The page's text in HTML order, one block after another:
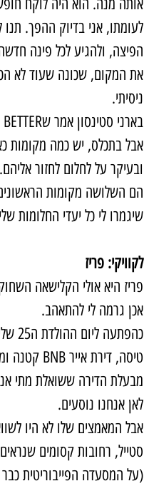
אותה מנה. הוא היה לוקח
לעומתו, אני בדיוק ההפך.
הפיצה, ולהגיע לכל פינה
את המקום, שכונה שעוד לא
ניסיתי.
בארני סטינסון אמר שNEW IS ALWAYS BETTER, ואני נוטה להאמין.
אבל בתכלס, יש כמה מקומות
ובעיקר על לחלום לחזור אליהם.
הם השלושה מקומות
שיגמרו לי כל יעדי החלומות
לקוויקי: פריז
פריז היא אולי הקלישאה
אכן גרמה לי להתאהב.
מבעלת הדירה ששואלת מתי
לאן אנחנו נוסעים.
אבל המאמצים שלו לא היו
סטייל, רחובות קסומים
(על המסעדה הפייבוריטית